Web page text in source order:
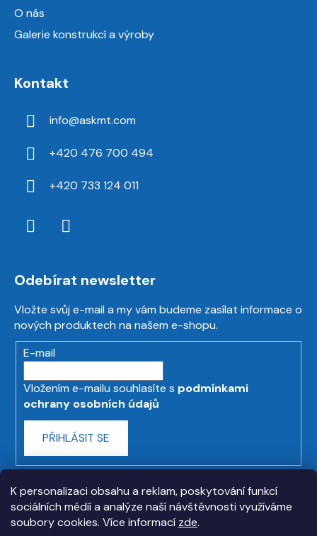
K personalizaci obsahu a reklam, poskytování funkcí
sociálních médií a analýze naší návštěvnosti využíváme
soubory cookies. Více informací zde.
O nás
Galerie konstrukcí a výroby
Kontakt
info@askmt.com
+420 476 700 494
+420 733 124 011
Odebírat newsletter
Vložte svůj e-mail a my vám budeme zasílat informace o
nových produktech na našem e-shopu.
E-mail
Vložením e-mailu souhlasíte s podmínkami
ochrany osobních údajů
PŘIHLÁSIT SE